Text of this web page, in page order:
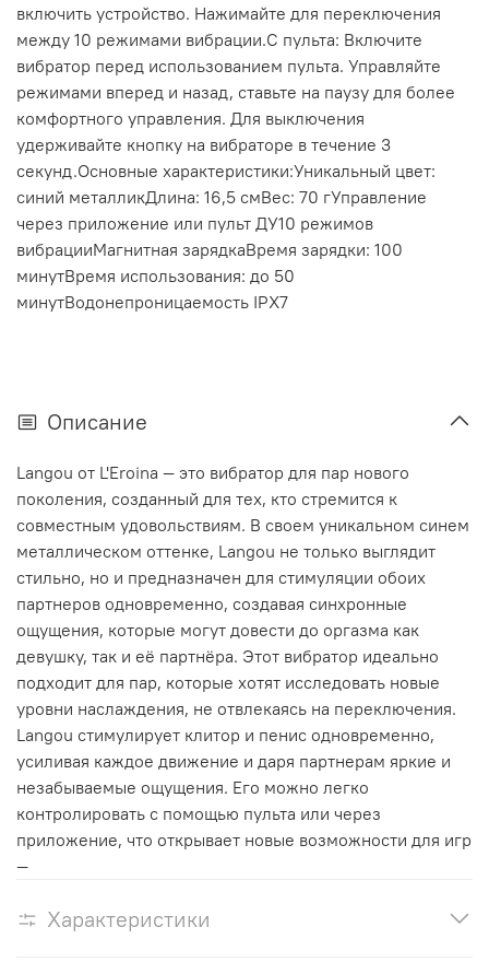
включить устройство. Нажимайте для переключения
между 10 режимами вибрации.С пульта: Включите
вибратор перед использованием пульта. Управляйте
режимами вперед и назад, ставьте на паузу для более
комфортного управления. Для выключения
удерживайте кнопку на вибраторе в течение 3
секунд.Основные характеристики:Уникальный цвет:
синий металликДлина: 16,5 смВес: 70 гУправление
через приложение или пульт ДУ10 режимов
вибрацииМагнитная зарядкаВремя зарядки: 100
минутВремя использования: до 50
минутВодонепроницаемость IPX7
Описание
Langou от L'Eroina — это вибратор для пар нового
поколения, созданный для тех, кто стремится к
совместным удовольствиям. В своем уникальном синем
металлическом оттенке, Langou не только выглядит
стильно, но и предназначен для стимуляции обоих
партнеров одновременно, создавая синхронные
ощущения, которые могут довести до оргазма как
девушку, так и её партнёра. Этот вибратор идеально
подходит для пар, которые хотят исследовать новые
уровни наслаждения, не отвлекаясь на переключения.
Langou стимулирует клитор и пенис одновременно,
усиливая каждое движение и даря партнерам яркие и
незабываемые ощущения. Его можно легко
контролировать с помощью пульта или через
приложение, что открывает новые возможности для игр
—
Характеристики